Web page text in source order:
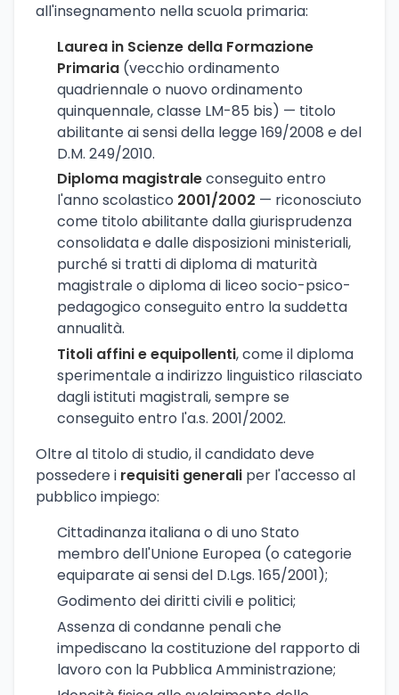
all'insegnamento nella scuola primaria:
Laurea in Scienze della Formazione
Primaria (vecchio ordinamento
quadriennale o nuovo ordinamento
quinquennale, classe LM-85 bis) — titolo
abilitante ai sensi della legge 169/2008 e del
D.M. 249/2010.
Diploma magistraleconseguito entro
l'anno scolastico 2001/2002 — riconosciuto
come titolo abilitante dalla giurisprudenza
consolidata e dalle disposizioni ministeriali,
purché si tratti di diploma di maturità
magistrale o diploma di liceo socio-psico-
pedagogico conseguito entro la suddetta
annualità.
Titoli affini e equipollenti, come il diploma
sperimentale a indirizzo linguistico rilasciato
dagli istituti magistrali, sempre se
conseguito entro l'a.s. 2001/2002.
Oltre al titolo di studio, il candidato deve
possedere i requisiti generali per l'accesso al
pubblico impiego:
Cittadinanza italiana o di uno Stato
membro dell'Unione Europea (o categorie
equiparate ai sensi del D.Lgs. 165/2001);
Godimento dei diritti civili e politici;
Assenza di condanne penali che
impediscano la costituzione del rapporto di
lavoro con la Pubblica Amministrazione;